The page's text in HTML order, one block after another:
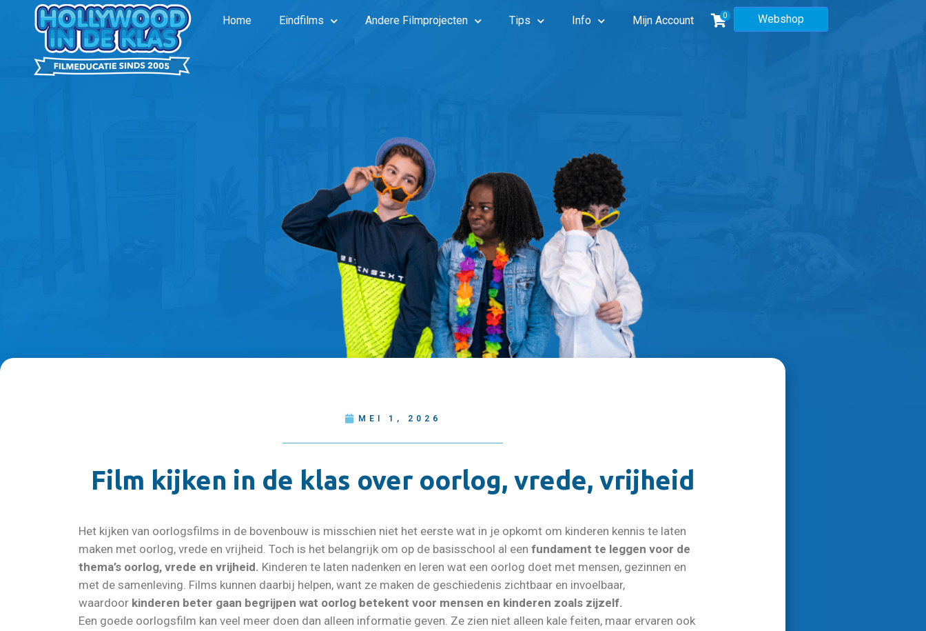
Home Eindfilms Andere Filmprojecten Tips Info Mijn Account 0 Webshop
MEI 1, 2026
Film kijken in de klas over oorlog, vrede, vrijheid
Het kijken van oorlogsfilms in de bovenbouw is misschien niet het eerste wat in je opkomt om kinderen kennis te laten
maken met oorlog, vrede en vrijheid. Toch is het belangrijk om op de basisschool al een fundament te leggen voor de
thema’s oorlog, vrede en vrijheid. Kinderen te laten nadenken en leren wat een oorlog doet met mensen, gezinnen en
met de samenleving. Films kunnen daarbij helpen, want ze maken de geschiedenis zichtbaar en invoelbaar,
waardoor kinderen beter gaan begrijpen wat oorlog betekent voor mensen en kinderen zoals zijzelf.
Een goede oorlogsfilm kan veel meer doen dan alleen informatie geven. Ze zien niet alleen kale feiten, maar ervaren ook